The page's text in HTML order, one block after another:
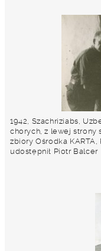
1942, Szachriziabs,
chorych, z lewej strony
zbiory Ośrodka
udostępnił Piotr Balcer